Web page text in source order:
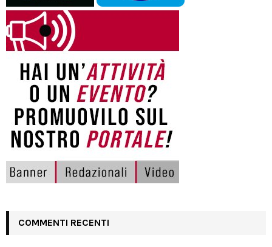
COMMENTI RECENTI